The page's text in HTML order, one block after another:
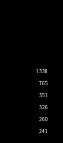
1338
765
351
326
260
241